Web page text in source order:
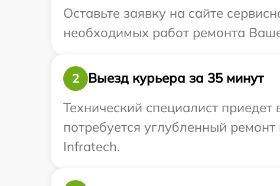
Оставьте заявку на сайте
необходимых работ ремонта
2
Выезд курьера за 35 минут
Технический специалист
потребуется углубленный
Infratech.